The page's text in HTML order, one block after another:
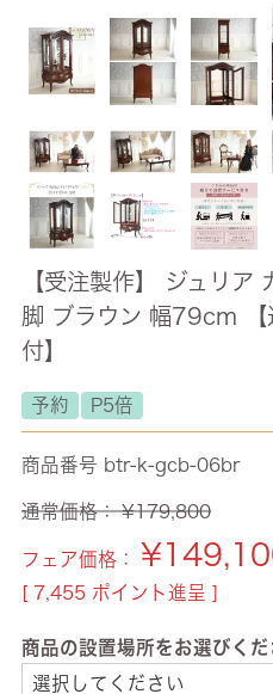
【受注製作】 ジュリア
脚 ブラウン 幅79cm 【
付】
予約 P5倍
商品番号 btr-k-gcb-06br
通常価格： ¥179,800
フェア価格： ¥
[ 7,455 ポイント進呈 ]
商品の設置場所をお選びくだ